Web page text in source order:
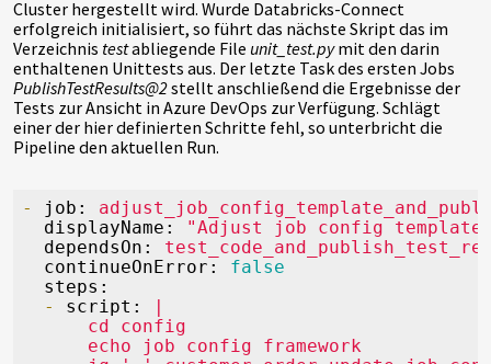
Cluster hergestellt wird. Wurde Databricks-Connect
erfolgreich initialisiert, so führt das nächste Skript das im
Verzeichnis testabliegende File unit_test.pymit den darin
enthaltenen Unittests aus. Der letzte Task des ersten Jobs
PublishTestResults@2stellt anschließend die Ergebnisse der
Tests zur Ansicht in Azure DevOps zur Verfügung. Schlägt
einer der hier definierten Schritte fehl, so unterbricht die
Pipeline den aktuellen Run.
- job:
displayName:
"Adjust job config
dependsOn:
continueOnError:
false
steps:
-
script:
|
      cd config
      echo job config framework